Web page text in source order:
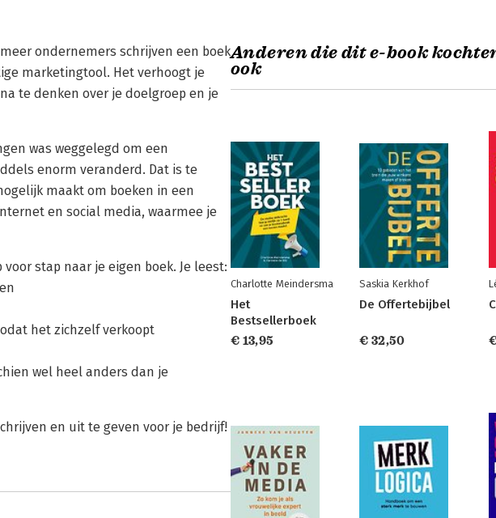
onder­nemers schrijven een boek
marketingtool. Het verhoogt je
te denken over je doelgroep en je
was weggelegd om een
enorm ver­anderd. Dat is te
maakt om boeken in een
en social media, waarmee je
stap naar je eigen boek. Je leest:
het zichzelf verkoopt
wel heel anders dan je
en uit te geven voor je bedrijf!
Anderen die dit e-book
ook
Charlotte Meindersma
Het
Bestsellerboek
€ 13,95
Saskia Kerkhof
De Offertebijbel
€ 32,50